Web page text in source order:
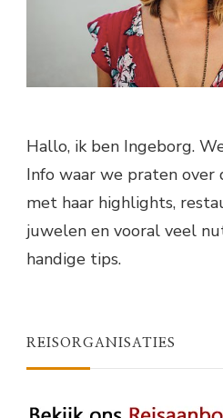
Hallo, ik ben Ingeborg.
Info waar we praten over
met haar highlights,
juwelen en vooral veel
handige tips.
REISORGANISATIES